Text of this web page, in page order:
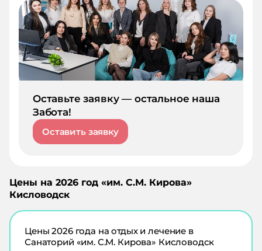
Оставьте заявку — остальное наша
Забота!
Оставить заявку
Цены на 2026 год «им. С.М. Кирова»
Кисловодск
Цены2026года на отдых и лечение в
Санаторий «им. С.М. Кирова» Кисловодск